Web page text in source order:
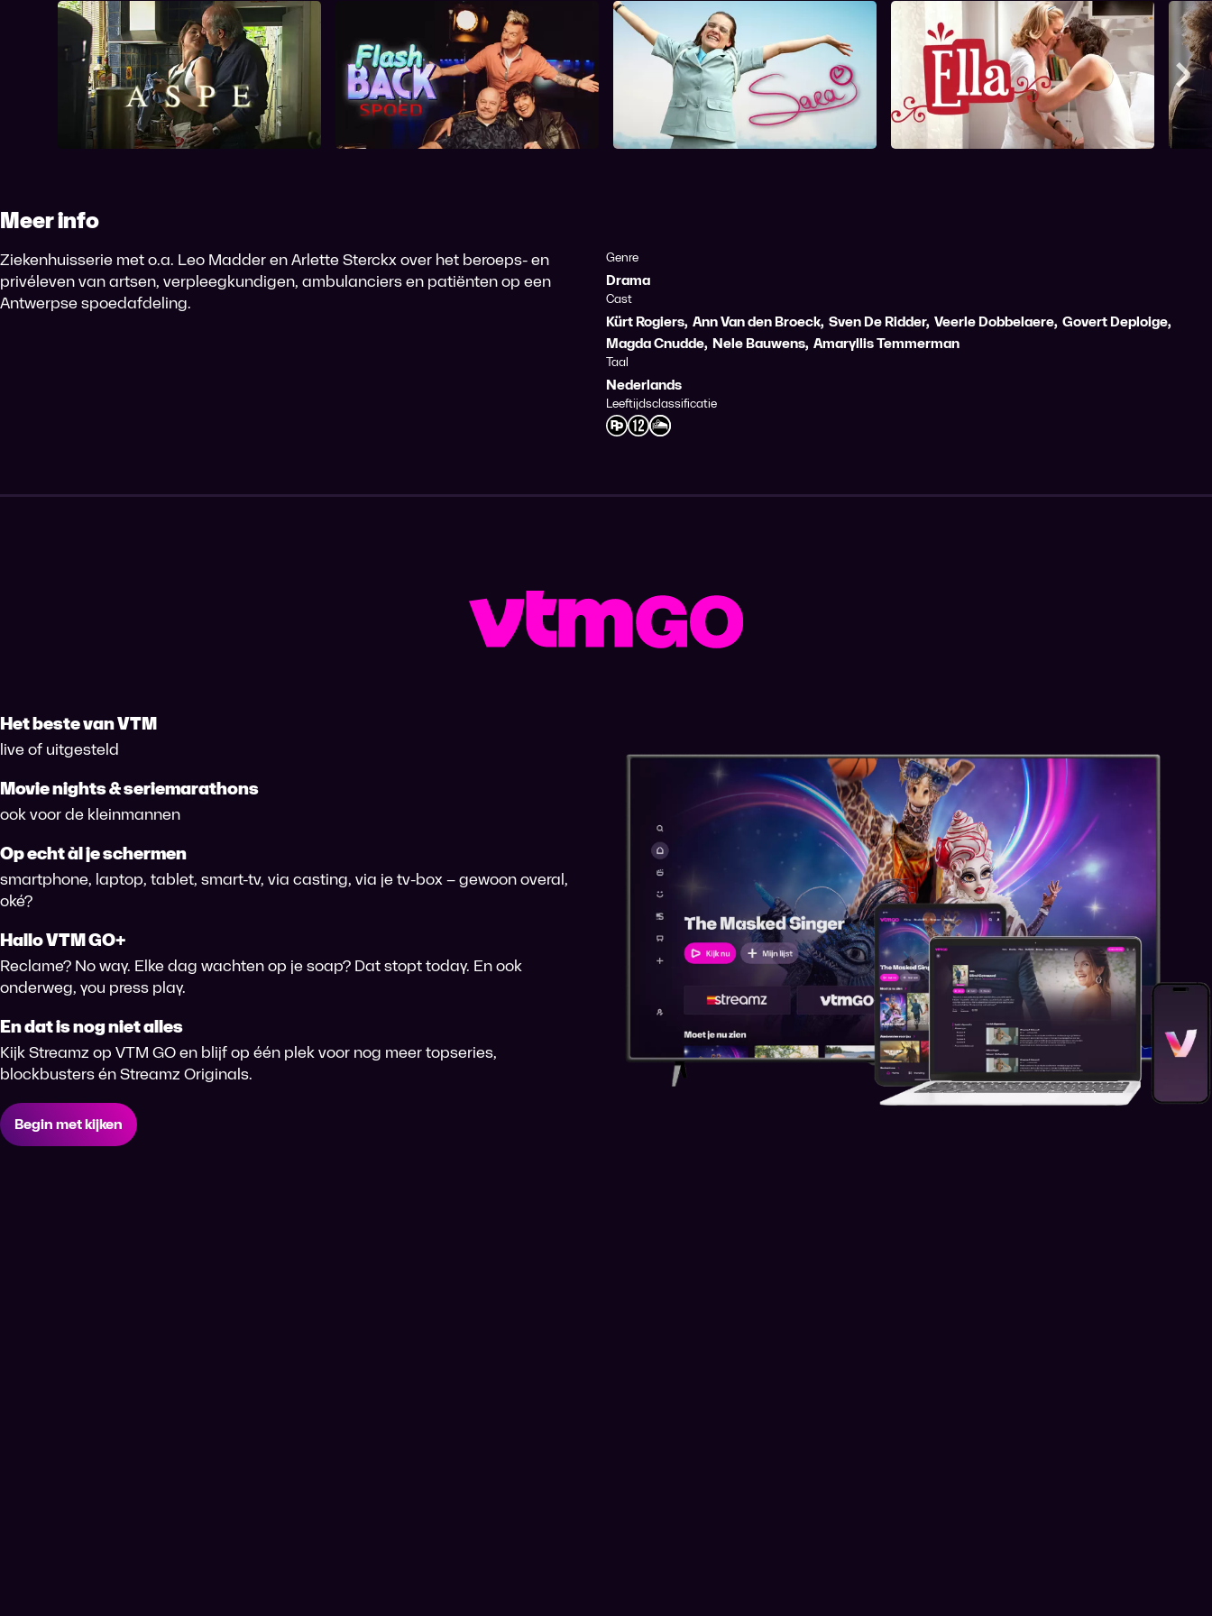
Aspe Flashback: Spoed Sara Ella
Meer info
Ziekenhuisserie met o.a. Leo Madder en Arlette Sterckx over het beroeps- en
privéleven van artsen, verpleegkundigen, ambulanciers en patiënten op een
Antwerpse spoedafdeling.
Genre
Drama
Cast
Kürt Rogiers, Ann Van den Broeck, Sven De Ridder, Veerle Dobbelaere, Govert Deploige,
Magda Cnudde, Nele Bauwens, Amaryllis Temmerman
Taal
Nederlands
Leeftijdsclassificatie
Het beste van VTM
live of uitgesteld
Movie nights & seriemarathons
ook voor de kleinmannen
Op echt àl je schermen
smartphone, laptop, tablet, smart-tv, via casting, via je tv-box – gewoon overal,
oké?
Hallo VTM GO+
Reclame? No way. Elke dag wachten op je soap? Dat stopt today. En ook
onderweg, you press play.
En dat is nog niet alles
Kijk Streamz op VTM GO en blijf op één plek voor nog meer topseries,
blockbusters én Streamz Originals.
Begin met kijken